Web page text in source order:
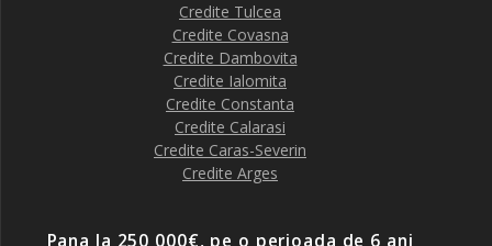
Credite Tulcea
Credite Covasna
Credite Dambovita
Credite Ialomita
Credite Constanta
Credite Calarasi
Credite Caras-Severin
Credite Arges
Pana la 250 000€, pe o perioada de 6 ani